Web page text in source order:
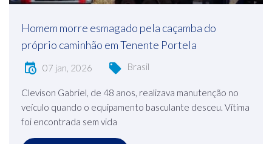
Homem morre esmagado pela caçamba do
próprio caminhão em Tenente Portela
07 jan, 2026 Brasil
Clevison Gabriel, de 48 anos, realizava manutenção no
veículo quando o equipamento basculante desceu. Vítima
foi encontrada sem vida